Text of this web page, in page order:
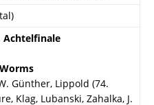
Achtelfinale
Günther, Lippold (74.
Klag, Lubanski, Zahalka, J.